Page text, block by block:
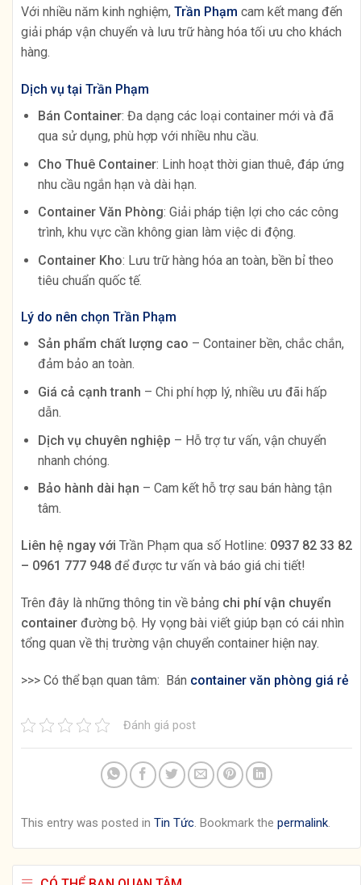
Với nhiều năm kinh nghiệm, Trần Phạm cam kết mang đến
giải pháp vận chuyển và lưu trữ hàng hóa tối ưu cho khách
hàng.
Dịch vụ tại Trần Phạm
Bán Container: Đa dạng các loại container mới và đã
qua sử dụng, phù hợp với nhiều nhu cầu.
Cho Thuê Container: Linh hoạt thời gian thuê, đáp ứng
nhu cầu ngắn hạn và dài hạn.
Container Văn Phòng: Giải pháp tiện lợi cho các công
trình, khu vực cần không gian làm việc di động.
Container Kho: Lưu trữ hàng hóa an toàn, bền bỉ theo
tiêu chuẩn quốc tế.
Lý do nên chọn Trần Phạm
Sản phẩm chất lượng cao – Container bền, chắc chắn,
đảm bảo an toàn.
Giá cả cạnh tranh – Chi phí hợp lý, nhiều ưu đãi hấp
dẫn.
Dịch vụ chuyên nghiệp – Hỗ trợ tư vấn, vận chuyển
nhanh chóng.
Bảo hành dài hạn – Cam kết hỗ trợ sau bán hàng tận
tâm.
Liên hệ ngay với Trần Phạm qua số Hotline: 0937 82 33 82
– 0961 777 948 để được tư vấn và báo giá chi tiết!
Trên đây là những thông tin về bảng chi phí vận chuyển
container đường bộ. Hy vọng bài viết giúp bạn có cái nhìn
tổng quan về thị trường vận chuyển container hiện nay.
>>> Có thể bạn quan tâm: Bán container văn phòng giá rẻ
Đánh giá post
This entry was posted in Tin Tức. Bookmark the permalink.